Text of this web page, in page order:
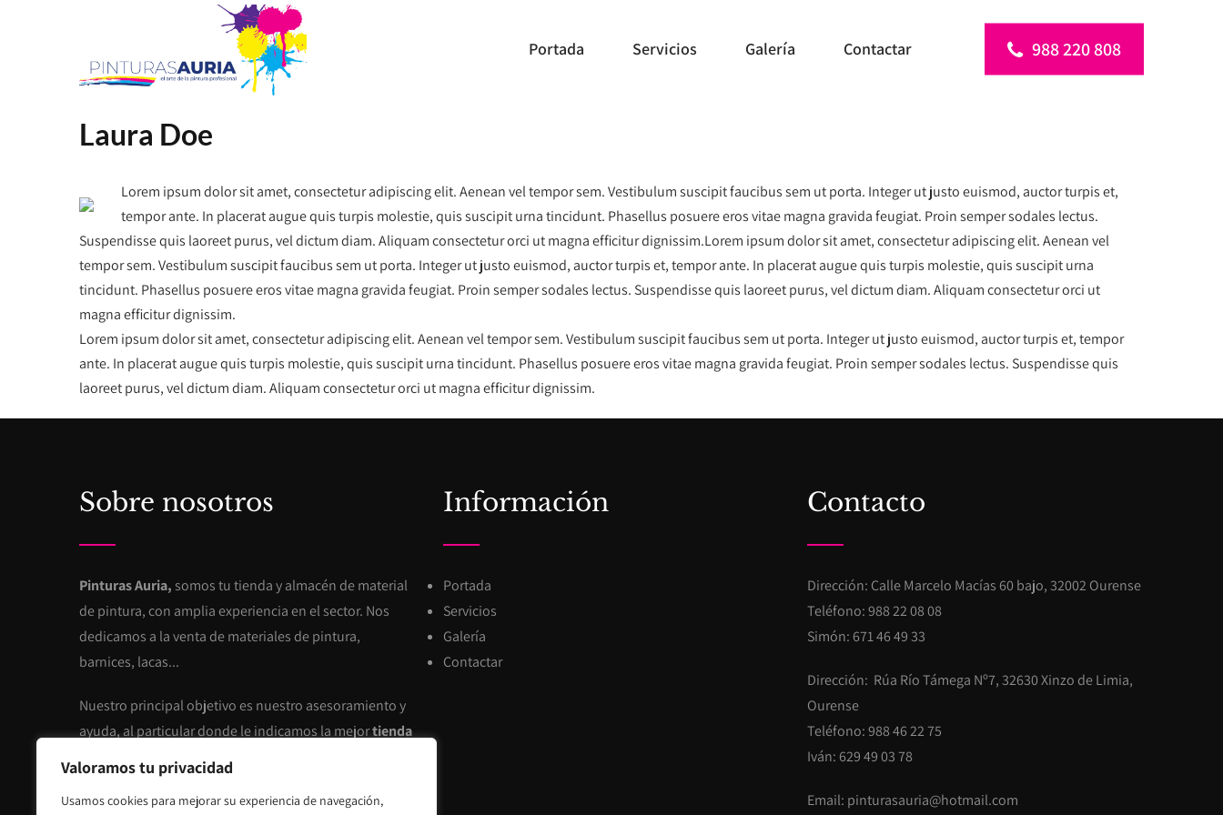
Valoramos tu privacidad
Usamos cookies para mejorar su experiencia de navegación,
988 220 808
Portada Servicios Galería Contactar
Laura Doe
Lorem ipsum dolor sit amet, consectetur adipiscing elit. Aenean vel tempor sem. Vestibulum suscipit faucibus sem ut porta. Integer ut justo euismod, auctor turpis et,
tempor ante. In placerat augue quis turpis molestie, quis suscipit urna tincidunt. Phasellus posuere eros vitae magna gravida feugiat. Proin semper sodales lectus.
Suspendisse quis laoreet purus, vel dictum diam. Aliquam consectetur orci ut magna efficitur dignissim.Lorem ipsum dolor sit amet, consectetur adipiscing elit. Aenean vel
tempor sem. Vestibulum suscipit faucibus sem ut porta. Integer ut justo euismod, auctor turpis et, tempor ante. In placerat augue quis turpis molestie, quis suscipit urna
tincidunt. Phasellus posuere eros vitae magna gravida feugiat. Proin semper sodales lectus. Suspendisse quis laoreet purus, vel dictum diam. Aliquam consectetur orci ut
magna efficitur dignissim.
Lorem ipsum dolor sit amet, consectetur adipiscing elit. Aenean vel tempor sem. Vestibulum suscipit faucibus sem ut porta. Integer ut justo euismod, auctor turpis et, tempor
ante. In placerat augue quis turpis molestie, quis suscipit urna tincidunt. Phasellus posuere eros vitae magna gravida feugiat. Proin semper sodales lectus. Suspendisse quis
laoreet purus, vel dictum diam. Aliquam consectetur orci ut magna efficitur dignissim.
Sobre nosotros
Pinturas Auria, somos tu tienda y almacén de material
de pintura, con amplia experiencia en el sector. Nos
dedicamos a la venta de materiales de pintura,
barnices, lacas...
Nuestro principal objetivo es nuestro asesoramiento y
ayuda, al particular donde le indicamos la mejortienda
servicios de calidad, y miles de colores al instante en
todo tipo de pinturas.
Información
Portada
Servicios
Galería
Contactar
Contacto
Dirección: Calle Marcelo Macías 60 bajo, 32002 Ourense
Teléfono:988 22 08 08
Simón:671 46 49 33
Dirección: Rúa Río Támega Nº7, 32630 Xinzo de Limia,
Ourense
Teléfono:988 46 22 75
Iván:629 49 03 78
Email: pinturasauria@hotmail.com